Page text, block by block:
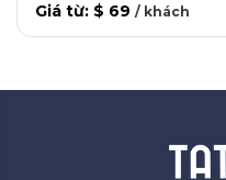
Giá từ: $ 69 / khách